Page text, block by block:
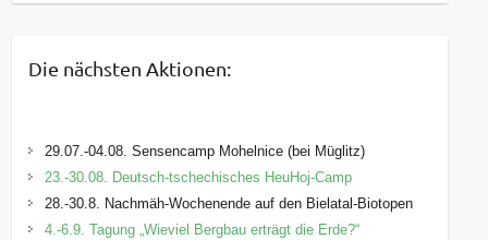
Die nächsten Aktionen:
29.07.-04.08. Sensencamp Mohelnice (bei Müglitz)
23.-30.08. Deutsch-tschechisches HeuHoj-Camp
28.-30.8. Nachmäh-Wochenende auf den Bielatal-Biotopen
4.-6.9. Tagung „Wieviel Bergbau erträgt die Erde?“